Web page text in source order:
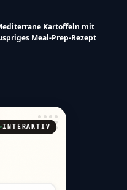
Kartoffeln mit
Meal-Prep-Rezept
INTERAKTIV